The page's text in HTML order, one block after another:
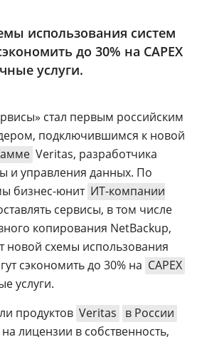
использования систем
до 30% на CAPEX
услуги.
стал первым российским
подключившимся к новой
Veritas, разработчика
и управления данных. По
бизнес-юнит ИТ-компании
сервисы, в том числе
копирования NetBackup,
новой схемы использования
сэкономить до 30% на CAPEX
услуги.
продуктов Veritas
в России
лицензии в собственность,